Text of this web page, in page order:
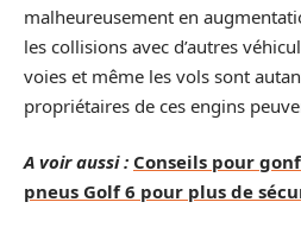
malheureusement en
les collisions avec d’autres
voies et même les vols sont
propriétaires de ces engins
A voir aussi : Conseils pour
pneus Golf 6 pour plus de